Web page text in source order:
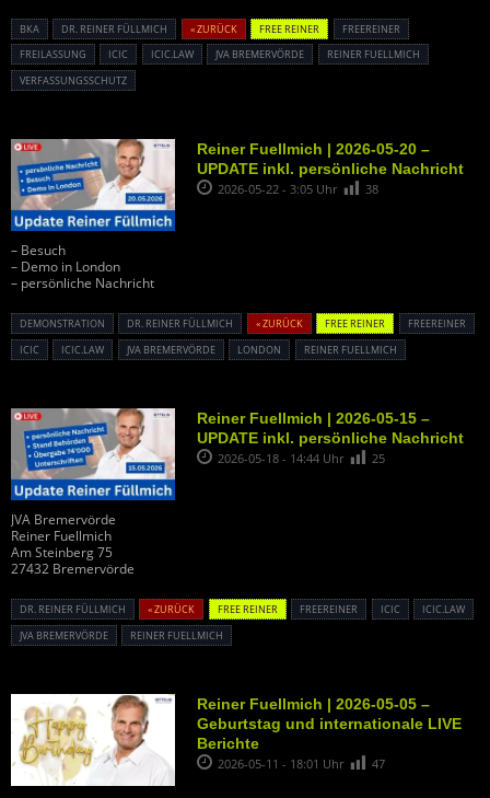
BKA DR. REINER FÜLLMICH « ZURÜCK FREE REINER
FREEREINER
FREILASSUNG
ICIC ICIC.LAW JVA BREMERVÖRDE
REINER FUELLMICH
VERFASSUNGSSCHUTZ
Reiner Fuellmich | 2026-05-20 –
UPDATE inkl. persönliche Nachricht
2026-05-22 - 3:05 Uhr 38
– Besuch
– Demo in London
– persönliche Nachricht
DEMONSTRATION DR. REINER FÜLLMICH « ZURÜCK FREE REINER
FREEREINER
ICIC
ICIC.LAW JVA BREMERVÖRDE LONDON REINER FUELLMICH
Reiner Fuellmich | 2026-05-15 –
UPDATE inkl. persönliche Nachricht
2026-05-18 - 14:44 Uhr 25
JVA Bremervörde
Reiner Fuellmich
Am Steinberg 75
27432 Bremervörde
DR. REINER FÜLLMICH « ZURÜCK FREE REINER FREEREINER ICIC
ICIC.LAW
JVA BREMERVÖRDE
REINER FUELLMICH
Reiner Fuellmich | 2026-05-05 –
Geburtstag und internationale LIVE
Berichte
2026-05-11 - 18:01 Uhr 47